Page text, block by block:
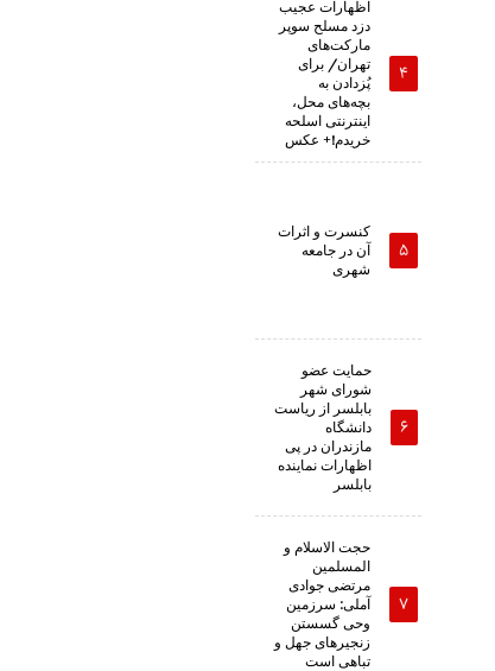
اظهارات عجیب
دزد مسلح سوپر
مارکت‌های
تهران/ برای
پُزدادن به
بچه‌های محل،
اینترنتی اسلحه
خریدم!+ عکس
کنسرت و اثرات
آن در جامعه
شهری
حمایت عضو
شورای شهر
بابلسر از ریاست
دانشگاه
مازندران در پی
اظهارات نماینده
بابلسر
حجت الاسلام و
المسلمین
مرتضی جوادی
آملی: سرزمین
وحى گسستن
زنجیرهاى جهل و
تباهى است